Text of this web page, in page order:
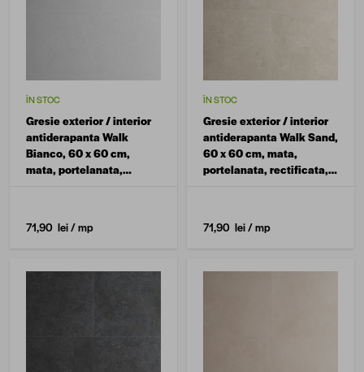
ÎN STOC
Gresie exterior / interior
antiderapanta Walk
Bianco, 60 x 60 cm,
mata, portelanata,
71,90 lei/ mp
ÎN STOC
Gresie exterior / interior
antiderapanta Walk Sand,
60 x 60 cm, mata,
portelanata, rectificata,
71,90 lei/ mp